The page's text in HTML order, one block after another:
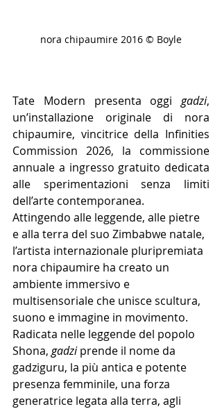
nora chipaumire 2016 © Boyle
Tate Modern presenta oggi gadzi,
un’installazione originale di nora
chipaumire, vincitrice della Infinities
Commission 2026, la commissione
annuale a ingresso gratuito dedicata
alle sperimentazioni senza limiti
dell’arte contemporanea.
Attingendo alle leggende, alle pietre
e alla terra del suo Zimbabwe natale,
l’artista internazionale pluripremiata
nora chipaumire ha creato un
ambiente immersivo e
multisensoriale che unisce scultura,
suono e immagine in movimento.
Radicata nelle leggende del popolo
Shona, gadzi prende il nome da
gadziguru, la più antica e potente
presenza femminile, una forza
generatrice legata alla terra, agli